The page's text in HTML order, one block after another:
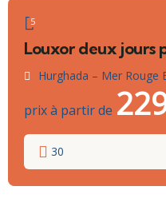
5
Louxor deux jours
Hurghada – Mer Rouge
prix à partir de
30